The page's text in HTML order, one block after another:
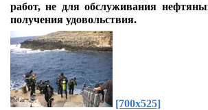
работ, не для обслуживания
получения удовольствия.
[700x525]